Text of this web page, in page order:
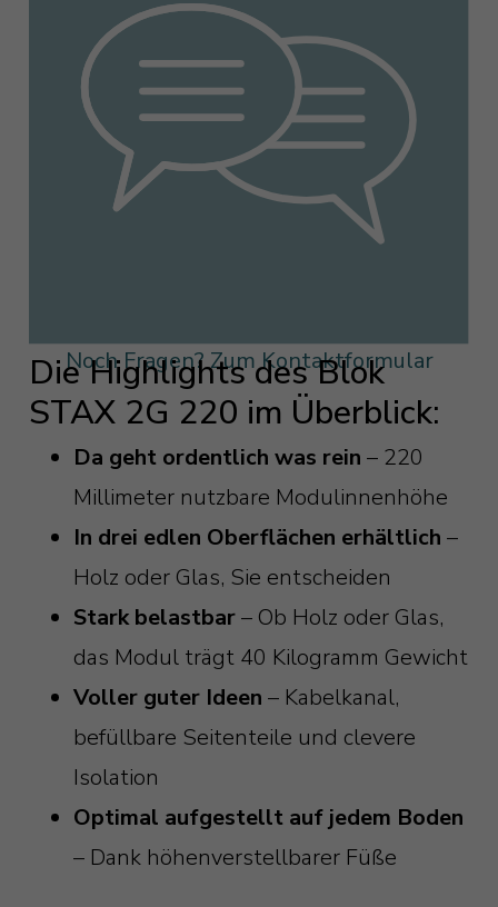
Noch Fragen? Zum Kontaktformular
Die Highlights des Blok
STAX 2G 220 im Überblick:
Da geht ordentlich was rein – 220
Millimeter nutzbare Modulinnenhöhe
In drei edlen Oberflächen erhältlich –
Holz oder Glas, Sie entscheiden
Stark belastbar– Ob Holz oder Glas,
das Modul trägt 40 Kilogramm Gewicht
Voller guter Ideen – Kabelkanal,
befüllbare Seitenteile und clevere
Isolation
Optimal aufgestellt auf jedem Boden
– Dank höhenverstellbarer Füße